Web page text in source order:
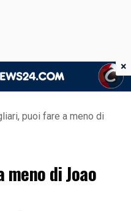
puoi fare a meno di
di Joao
×